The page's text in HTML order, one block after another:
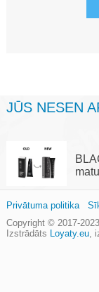
JŪS NESEN
Copyright © 2017-2023
Izstrādāts Loyaty.eu,
Privātuma politika